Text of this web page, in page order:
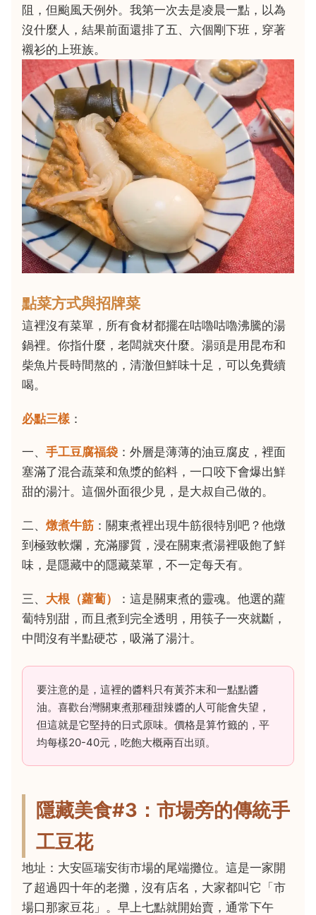
阻，但颱風天例外。我第一次去是凌晨一點，以為
沒什麼人，結果前面還排了五、六個剛下班，穿著
襯衫的上班族。
點菜方式與招牌菜
這裡沒有菜單，所有食材都擺在咕嚕咕嚕沸騰的湯
鍋裡。你指什麼，老闆就夾什麼。湯頭是用昆布和
柴魚片長時間熬的，清澈但鮮味十足，可以免費續
喝。
必點三樣 ：
一、 手工豆腐福袋 ：外層是薄薄的油豆腐皮，裡面
塞滿了混合蔬菜和魚漿的餡料，一口咬下會爆出鮮
甜的湯汁。這個外面很少見，是大叔自己做的。
二、 燉煮牛筋 ：關東煮裡出現牛筋很特別吧？他燉
到極致軟爛，充滿膠質，浸在關東煮湯裡吸飽了鮮
味，是隱藏中的隱藏菜單，不一定每天有。
三、 大根（蘿蔔）
：這是關東煮的靈魂。他選的蘿
蔔特別甜，而且煮到完全透明，用筷子一夾就斷，
中間沒有半點硬芯，吸滿了湯汁。
要注意的是，這裡的醬料只有黃芥末和一點點醬
油。喜歡台灣關東煮那種甜辣醬的人可能會失望，
但這就是它堅持的日式原味。價格是算竹籤的，平
均每樣20-40元，吃飽大概兩百出頭。
隱藏美食#3：市場旁的傳統手
工豆花
地址：大安區瑞安街市場的尾端攤位。這是一家開
了超過四十年的老攤，沒有店名，大家都叫它「市
場口那家豆花」。早上七點就開始賣，通常下午